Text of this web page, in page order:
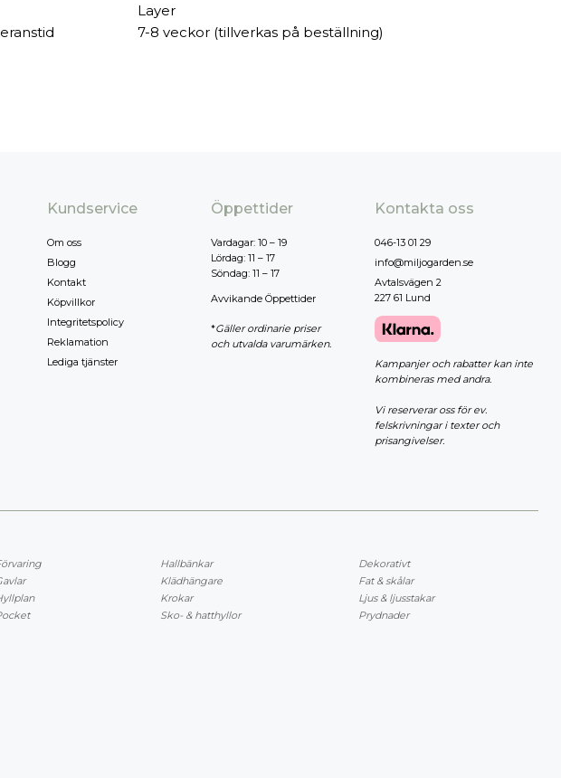
Layer
7-8 veckor (tillverkas på beställning)
Kundservice
Om oss
Blogg
Kontakt
Köpvillkor
Integritetspolicy
Reklamation
Lediga tjänster
Öppettider
Vardagar: 10 – 19
Lördag: 11 – 17
Söndag: 11 – 17
Avvikande Öppettider
*Gäller ordinarie priser
och utvalda varumärken.
Kontakta oss
046-13 01 29
info@miljogarden.se
Avtalsvägen 2
227 61 Lund
Kampanjer och rabatter kan inte
kombineras med andra.
Vi reserverar oss för ev.
felskrivningar i texter och
prisangivelser.
Hallbänkar
Klädhängare
Krokar
Sko- & hatthyllor
Dekorativt
Fat & skålar
Ljus & ljusstakar
Prydnader